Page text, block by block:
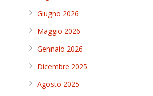
Giugno 2026
Maggio 2026
Gennaio 2026
Dicembre 2025
Agosto 2025